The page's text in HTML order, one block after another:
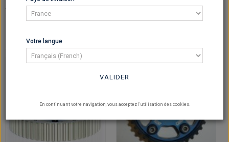
There are 6 products.
Votre langue
VALIDER
En continuant votre navigation, vous acceptez l'utilisation des cookies.